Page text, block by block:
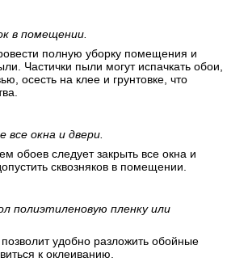
в помещении.
полную уборку помещения и
Частички пыли могут испачкать обои,
осесть на клее и грунтовке, что
окна и двери.
обоев следует закрыть все окна и
сквозняков в помещении.
полиэтиленовую пленку или
удобно разложить обойные
к оклеиванию.